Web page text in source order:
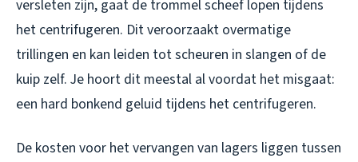
versleten zijn, gaat de trommel scheef lopen tijdens
het centrifugeren. Dit veroorzaakt overmatige
trillingen en kan leiden tot scheuren in slangen of de
kuip zelf. Je hoort dit meestal al voordat het misgaat:
een hard bonkend geluid tijdens het centrifugeren.
De kosten voor het vervangen van lagers liggen tussen